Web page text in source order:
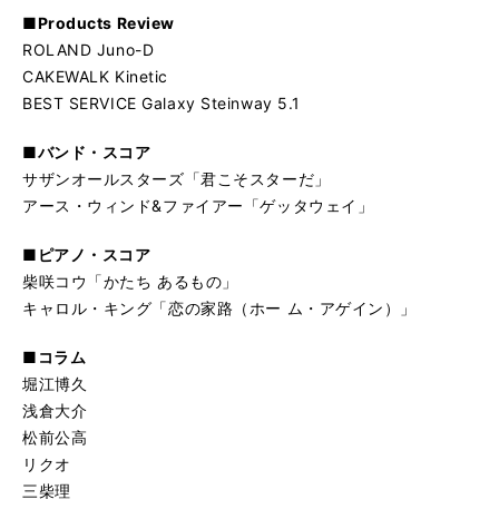
■Products Review
ROLAND Juno-D
CAKEWALK Kinetic
BEST SERVICE Galaxy Steinway 5.1
■バンド・スコア
サザンオールスターズ「君こそスターだ」
アース・ウィンド&ファイアー「ゲッタウェイ」
■ピアノ・スコア
柴咲コウ「かたち あるもの」
キャロル・キング「恋の家路（ホー ム・アゲイン）」
■コラム
堀江博久
浅倉大介
松前公高
リクオ
三柴理